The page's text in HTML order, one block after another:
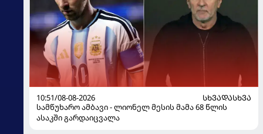
10:51/08-08-2026
ᲡᲮᲕᲐᲓᲐᲡᲮᲕᲐ
სამწუხარო ამბავი - ლიონელ მესის მამა 68 წლის
ასაკში გარდაიცვალა